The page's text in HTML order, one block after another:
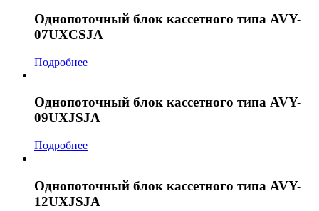
Однопоточный блок кассетного типа AVY-
07UXCSJA
Подробнее
Однопоточный блок кассетного типа AVY-
09UXJSJA
Подробнее
Однопоточный блок кассетного типа AVY-
12UXJSJA